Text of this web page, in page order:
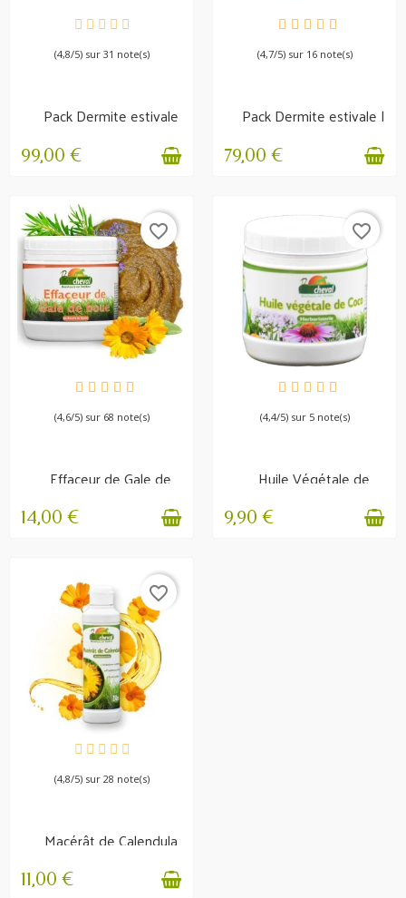
EN STOCK
(4,8/5) sur 31 note(s)
Pack Dermite estivale
intégral |...
99,00 €
EN STOCK
(4,7/5) sur 16 note(s)
Pack Dermite estivale |
Dermix + Dermios
79,00 €
EN STOCK
favorite_border
(4,6/5) sur 68 note(s)
Effaceur de Gale de
boue - Hygiène et...
14,00 €
EN STOCK
favorite_border
(4,4/5) sur 5 note(s)
Huile Végétale de
Coco - Crins, Peau,...
9,90 €
EN STOCK
favorite_border
(4,8/5) sur 28 note(s)
Macérât de Calendula
Irritations et...
11,00 €